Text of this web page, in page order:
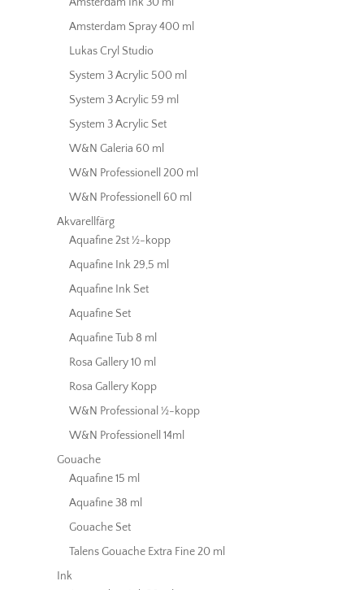
Amsterdam Ink 30 ml
Amsterdam Spray 400 ml
Lukas Cryl Studio
System 3 Acrylic 500 ml
System 3 Acrylic 59 ml
System 3 Acrylic Set
W&N Galeria 60 ml
W&N Professionell 200 ml
W&N Professionell 60 ml
Akvarellfärg
Aquafine 2st ½-kopp
Aquafine Ink 29,5 ml
Aquafine Ink Set
Aquafine Set
Aquafine Tub 8 ml
Rosa Gallery 10 ml
Rosa Gallery Kopp
W&N Professional ½-kopp
W&N Professionell 14ml
Gouache
Aquafine 15 ml
Aquafine 38 ml
Gouache Set
Talens Gouache Extra Fine 20 ml
Ink